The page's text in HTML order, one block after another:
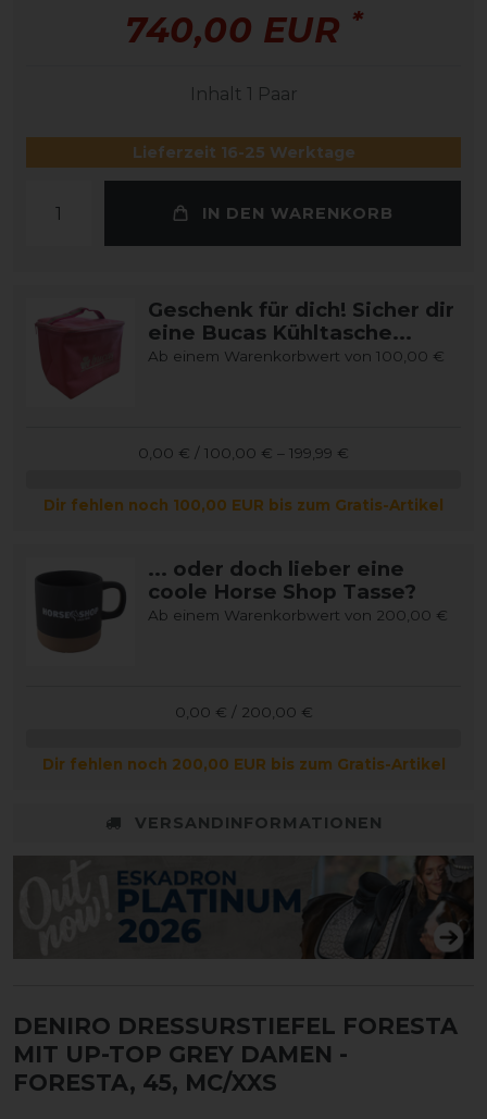
740,00 EUR *
Inhalt 1 Paar
Lieferzeit 16-25 Werktage
IN DEN WARENKORB
Geschenk für dich! Sicher dir
eine Bucas Kühltasche...
Ab einem Warenkorbwert von 100,00 €
0,00 € / 100,00 € – 199,99 €
Dir fehlen noch 100,00 EUR bis zum Gratis-Artikel
... oder doch lieber eine
coole Horse Shop Tasse?
Ab einem Warenkorbwert von 200,00 €
0,00 € / 200,00 €
Dir fehlen noch 200,00 EUR bis zum Gratis-Artikel
VERSANDINFORMATIONEN
DENIRO DRESSURSTIEFEL FORESTA
MIT UP-TOP GREY DAMEN -
FORESTA, 45, MC/XXS